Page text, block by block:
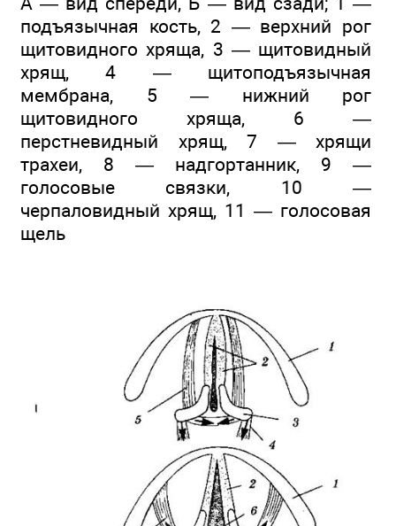
подъязычная кость, 2 — верхний рог
щитовидного хряща, 3 — щитовидный
хрящ, 4 — щитоподъязычная
мембрана, 5 — нижний рог
щитовидного хряща, 6 —
перстневидный хрящ, 7 — хрящи
трахеи, 8 — надгортанник, 9 —
голосовые связки, 10 —
черпаловидный хрящ, 11 — голосовая
щель